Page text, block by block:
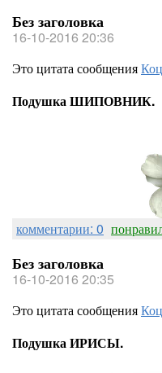
Без заголовка
16-10-2016 20:36
Это цитата сообщения
Подушка ШИПОВНИК.
комментарии: 0
Без заголовка
16-10-2016 20:35
Это цитата сообщения
Подушка ИРИСЫ.